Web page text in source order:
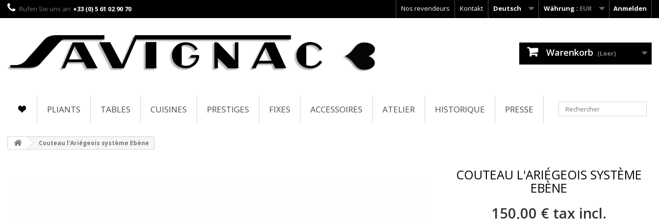
Anmelden
Währung : EUR
Deutsch
Kontakt
Rufen Sie uns an: +33 (0) 5 61 02 90 70 Nos revendeurs
Warenkorb (Leer)
PLIANTS TABLES CUISINES PRESTIGES FIXES ACCESSOIRES ATELIER HISTORIQUE PRESSE
Couteau l'Ariégeois système Ebène
COUTEAU L'ARIÉGEOIS SYSTÈME
EBÈNE
150,00 € tax incl.